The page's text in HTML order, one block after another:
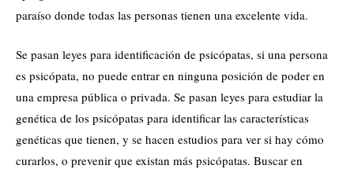
paraíso donde todas las personas tienen una excelente vida.
Se pasan leyes para identificación de psicópatas, si una persona
es psicópata, no puede entrar en ninguna posición de poder en
una empresa pública o privada. Se pasan leyes para estudiar la
genética de los psicópatas para identificar las características
genéticas que tienen, y se hacen estudios para ver si hay cómo
curarlos, o prevenir que existan más psicópatas. Buscar en